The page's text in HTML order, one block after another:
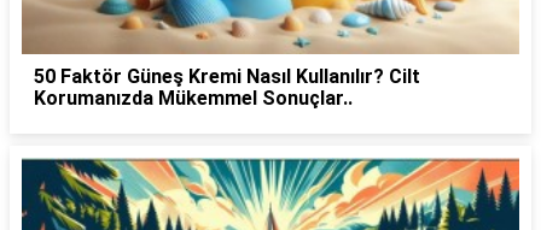
50 Faktör Güneş Kremi Nasıl Kullanılır? Cilt
Korumanızda Mükemmel Sonuçlar..